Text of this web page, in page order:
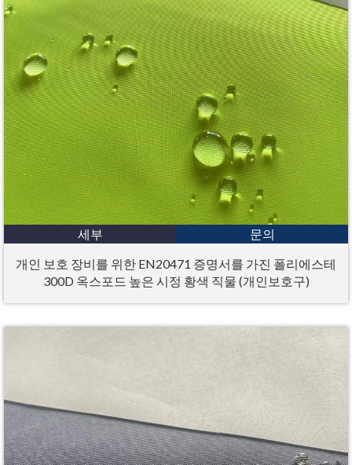
세부
문의
개인 보호 장비를 위한 EN20471 증명서를 가진 폴리에스테
300D 옥스포드 높은 시정 황색 직물 (개인보호구)